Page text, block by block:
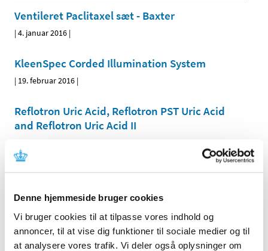
Denne hjemmeside bruger cookies
Vi bruger cookies til at tilpasse vores indhold og
annoncer, til at vise dig funktioner til sociale medier og til
at analysere vores trafik. Vi deler også oplysninger om
Ventileret Paclitaxel sæt - Baxter
|4. januar 2016 |
KleenSpec Corded Illumination System
| 19. februar 2016 |
Reflotron Uric Acid, Reflotron PST Uric Acid
and Reflotron Uric Acid II
Strattice Reconstructive Tissue Matrix
Astral respiratorer
4. januar 2016